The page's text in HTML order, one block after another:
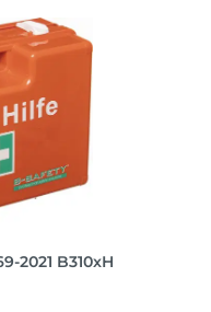
2021 B310xH